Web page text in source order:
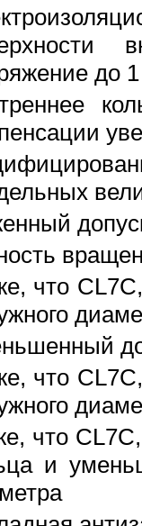
до
что
что
что
и